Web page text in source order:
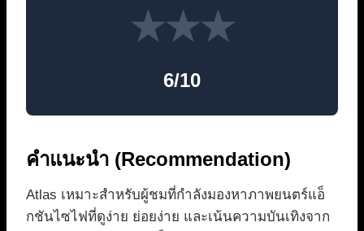
★★★
6/10
คำแนะนำ (Recommendation)
Atlas เหมาะสำหรับผู้ชมที่กำลังมองหาภาพยนตร์แอ็
กชันไซไฟที่ดูง่าย ย่อยง่าย และเน้นความบันเทิงจาก